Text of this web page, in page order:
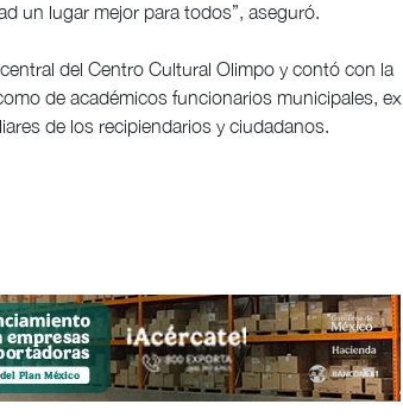
un lugar mejor para todos”, aseguró.
del Centro Cultural Olimpo y contó con la
de académicos funcionarios municipales, ex
de los recipiendarios y ciudadanos.